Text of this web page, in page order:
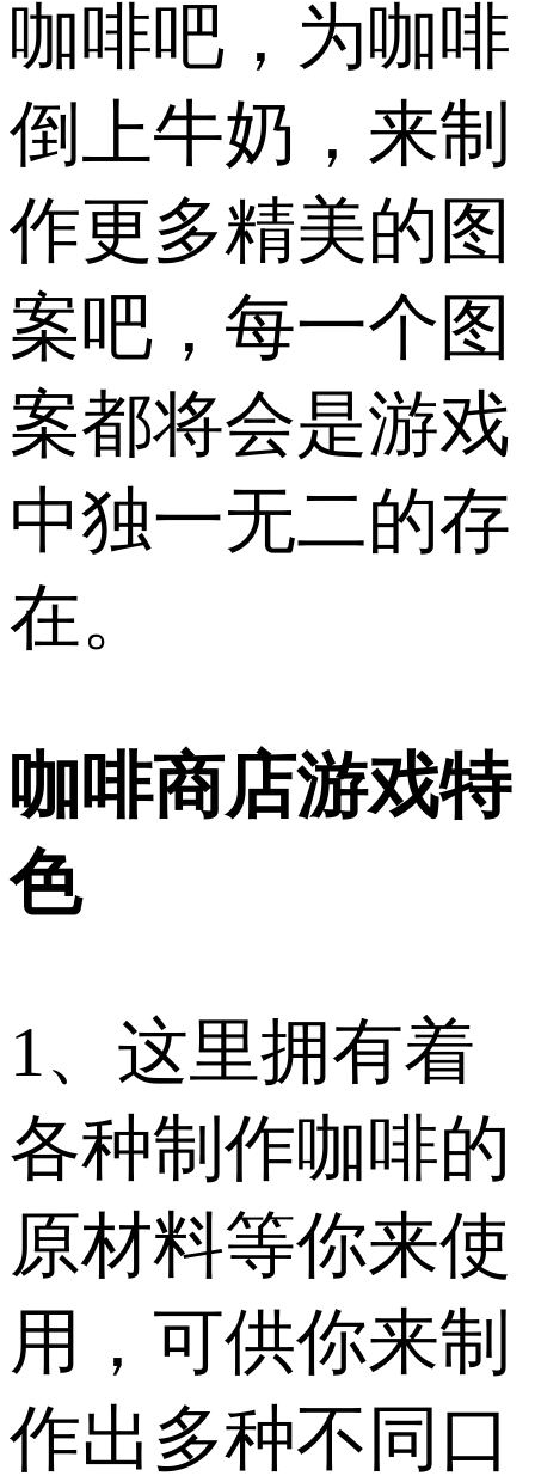
咖啡吧，为咖啡
倒上牛奶，来制
作更多精美的图
案吧，每一个图
案都将会是游戏
中独一无二的存
在。
咖啡商店游戏特
色
1、这里拥有着
各种制作咖啡的
原材料等你来使
用，可供你来制
作出多种不同口